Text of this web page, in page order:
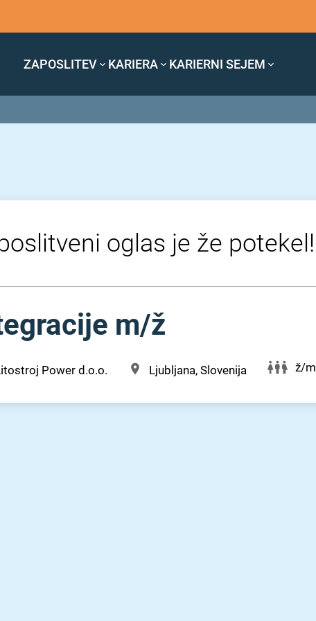
ZAPOSLITEV KARIERA KARIERNI SEJEM
oglas je že potekel!
m⁠/⁠ž
Power d.o.o. Ljubljana, Slovenija ž/